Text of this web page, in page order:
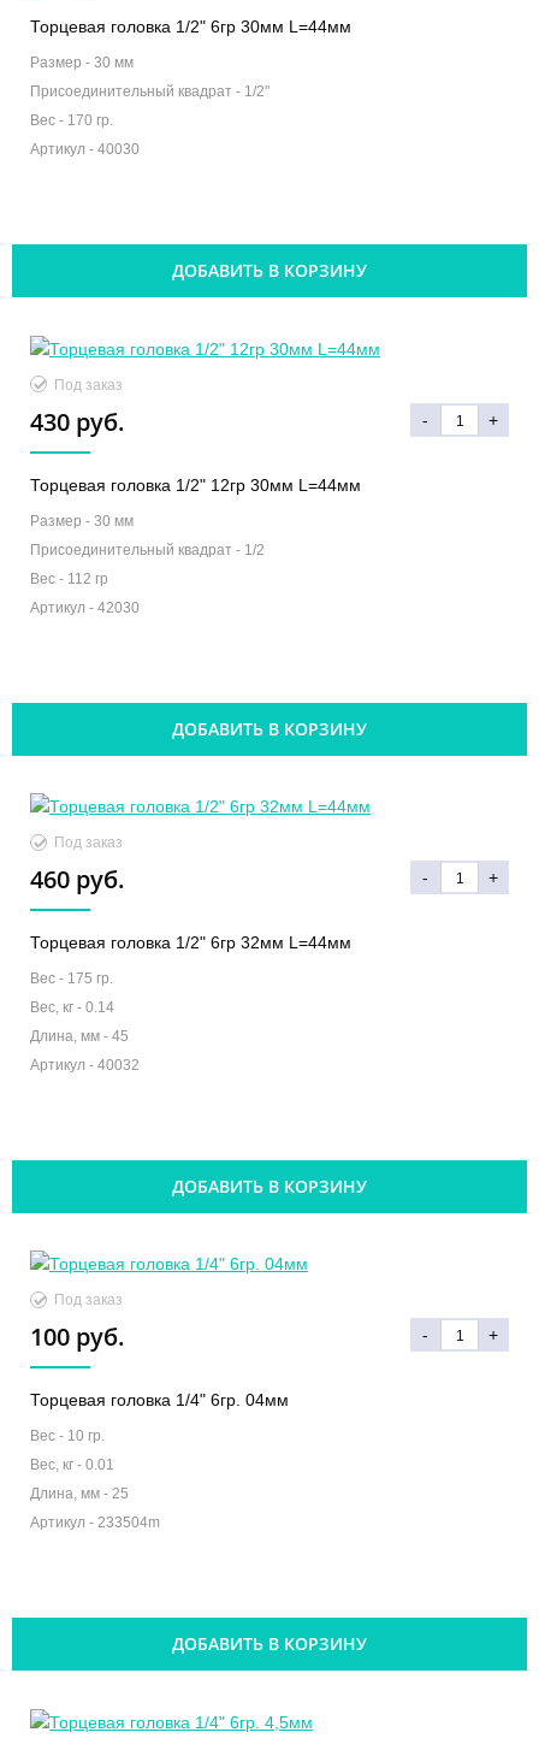
Торцевая головка 1/2" 6гр 30мм L=44мм
Размер - 30 мм
Присоединительный квадрат - 1/2"
Вес - 170 гр.
Артикул - 40030
ДОБАВИТЬ В КОРЗИНУ
Под заказ
430 руб. - +
Торцевая головка 1/2" 12гр 30мм L=44мм
Размер - 30 мм
Присоединительный квадрат - 1/2
Вес - 112 гр
Артикул - 42030
ДОБАВИТЬ В КОРЗИНУ
Под заказ
460 руб. - +
Торцевая головка 1/2" 6гр 32мм L=44мм
Вес - 175 гр.
Вес, кг - 0.14
Длина, мм - 45
Артикул - 40032
ДОБАВИТЬ В КОРЗИНУ
Под заказ
100 руб. - +
Торцевая головка 1/4" 6гр. 04мм
Вес - 10 гр.
Вес, кг - 0.01
Длина, мм - 25
Артикул - 233504m
ДОБАВИТЬ В КОРЗИНУ